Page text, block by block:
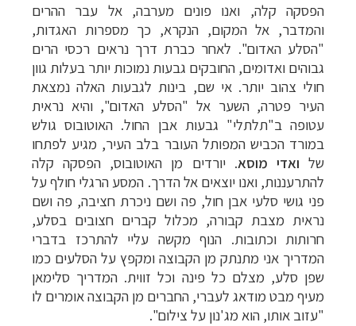
הפסקה קלה, ואנו פונים מערבה, אל עבר ההרים
והמדבר, אל המקום, הנקרא, כך מספרות האגדות,
"הסלע האדום". לאחר כברת דרך נראים רכסי הרים
גבוהים ואדומים, החובקים גבעות נמוכות יותר בעלות גוון
חולי צהוב יותר. אי שם, בינות לגבעות האלה נמצאת
העיר פטרה, השער אל "הסלע האדום", והיא נראית
עטופה ב"תלתלי" גבעות אבן החול. האוטובוס גולש
במורד הכביש המפותל העובר בלב העיר, מגיע לפתחו
של ואדי מוסא. יורדים מן האוטובוס, הפסקה קלה
להתרעננות, ואנו יוצאים אל הדרך. המסע הרגלי חולף על
פני גושי סלעי אבן חול, פה ושם ניכרת חציבה, פה ושם
נראית מצבת קבורה, מכלול קברים חצובים בסלע,
חרותות וכתובות. הנוף מקשה עליי להתרכז בדברי
המדריך אני מתנתק מן הקבוצה ומקפץ על הסלעים כמו
שפן סלע, מצלם כל פינה וכל זווית. המדריך סלימאן
מעיף מבט מודאג לעברי, החברים מן הקבוצה אומרים לו
"עזוב אותו, הוא מג'נון על צילום".